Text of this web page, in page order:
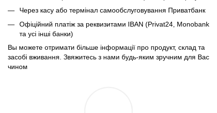
Через касу або термінал самообслуговування Приватбанк
Офіційний платіж за реквизитами IBAN (Privat24, Monobank
та усі інші банки)
Вы можете отримати більше інформації про продукт, склад та
засобі вживання. Звяжитесь з нами будь-яким зручним для Вас
чином